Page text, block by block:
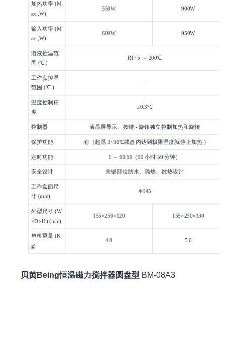
加热功率 (M
ax.,W)
550W 900W
输入功率 (M
ax.,W)
600W 950W
溶液控温范
围 (℃）
RT+5 ～ 200℃
工作盘控温
范围 (℃ )
-
温度控制精
度
±0.3℃
控制器 液晶屏显示、按键 - 旋钮独立控制加热和旋转
保护功能 有（超温 3~30℃或盘内达到极限温度就停止加热 )
定时功能 1 ～ 99:59（99 小时 59 分钟）
安全设计 关键部位防水、隔热、散热设计
工作盘面尺
寸 (mm)
Φ145
外型尺寸 (W
×D×H) (mm)
155×250×120 155×250×130
单机重量 (K
g)
4.0 5.0
贝茵Being恒温磁力搅拌器圆盘型 BM-